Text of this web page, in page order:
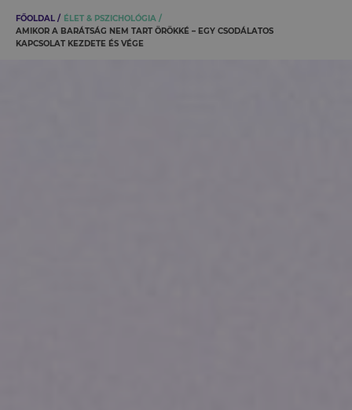
FŐOLDAL
ÉLET & PSZICHOLÓGIA
AMIKOR A BARÁTSÁG NEM TART ÖRÖKKÉ – EGY CSODÁLATOS
KAPCSOLAT KEZDETE ÉS VÉGE